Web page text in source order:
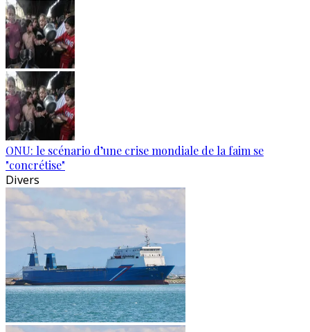
ONU: le scénario d’une crise mondiale de la faim se
"concrétise"
Divers